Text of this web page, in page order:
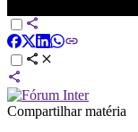
Compartilhar matéria